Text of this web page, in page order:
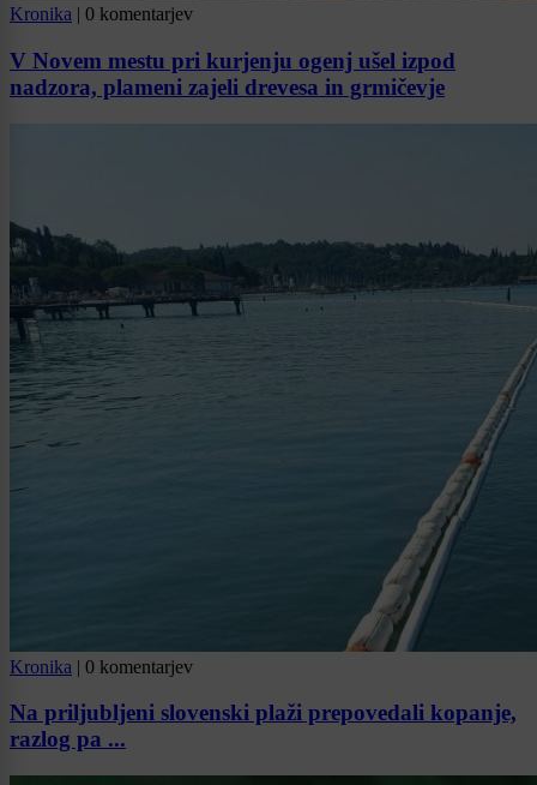
Kronika | 0 komentarjev
V Novem mestu pri kurjenju ogenj ušel izpod
nadzora, plameni zajeli drevesa in grmičevje
Kronika | 0 komentarjev
Na priljubljeni slovenski plaži prepovedali kopanje,
razlog pa ...